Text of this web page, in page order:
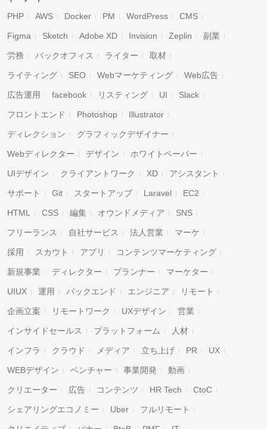
PHP AWS Docker PM WordPress CMS
Figma Sketch Adobe XD Invision Zeplin 副業
労務 バックオフィス ライター 取材
ライティング SEO Webマーケティング Web広告
広告運用 facebook リスティング UI Slack
フロントエンド Photoshop Illustrator
ディレクション グラフィックデザイナー
Webディレクター デザイン ホワイトペーパー
UIデザイン クライアントワーク XD アシスタント
サポート Git スタートアップ Laravel EC2
HTML CSS 編集 オウンドメディア SNS
フリーランス 自社サービス 法人営業 マーケ
採用 スカウト アプリ コンテンツマーケティング
新規事業 ディレクター プランナー マーケター
UIUX 運用 バックエンド エンジニア リモート
企画立案 リモートワーク UXデザイン 営業
インサイドセールス プラットフォーム 人材
インフラ クラウド メディア 立ち上げ PR UX
WEBデザイン ベンチャー 事業開発 動画
クリエーター 広告 コンテンツ HR Tech CtoC
シェアリングエコノミー Uber フルリモート